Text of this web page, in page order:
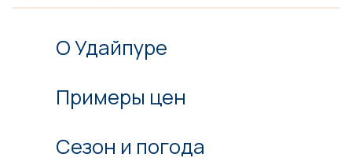
О Удайпуре
Примеры цен
Сезон и погода